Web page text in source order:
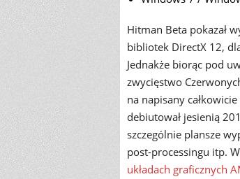
Hitman Beta pokazał
bibliotek DirectX 12,
Jednakże biorąc pod
zwycięstwo
na napisany
debiutował jesienią
szczególnie plansze
post-processingu itp.
układach graficznych